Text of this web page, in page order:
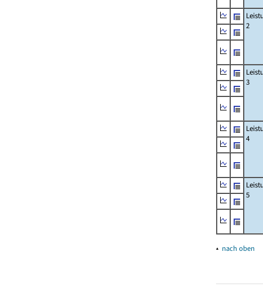
2
3
4
5
▴ nach oben